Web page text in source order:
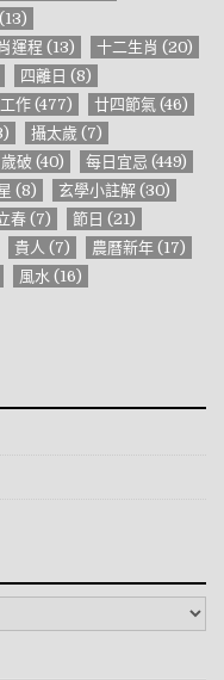
(13)
運程 (13) 十二生肖 (20)
四離日 (8)
工作 (477) 廿四節氣 (46)
攝太歲 (7)
歲破 (40) 每日宜忌 (449)
(8) 玄學小註解 (30)
春 (7) 節日 (21)
貴人 (7) 農曆新年 (17)
風水 (16)